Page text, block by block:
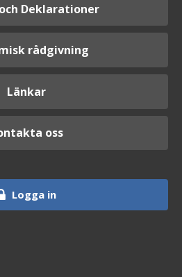
Deklarationer
rådgivning
Länkar
oss
Logga in